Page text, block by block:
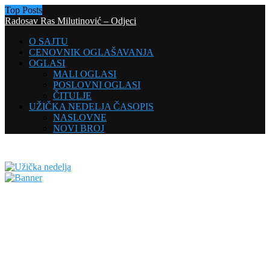
Top Posts
Radosav Ras Milutinović – Odjeci
O SAJTU
CENOVNIK OGLAŠAVANJA
OGLASI
MALI OGLASI
POSLOVNI OGLASI
ČITULJE
UŽIČKA NEDELJA ČASOPIS
NASLOVNE
NOVI BROJ